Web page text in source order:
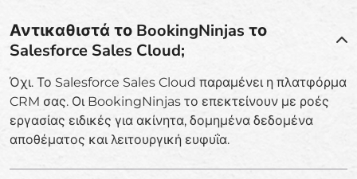
Αντικαθιστά το BookingNinjas το
Salesforce Sales Cloud;
Όχι. Το Salesforce Sales Cloud παραμένει η πλατφόρμα
CRM σας. Οι BookingNinjas το επεκτείνουν με ροές
εργασίας ειδικές για ακίνητα, δομημένα δεδομένα
αποθέματος και λειτουργική ευφυΐα.